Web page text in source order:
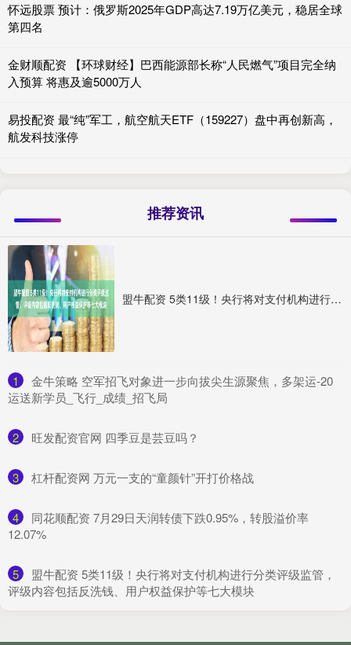
怀远股票 预计：俄罗斯2025年GDP高达7.19万亿美元，稳居全球
第四名
金财顺配资 【环球财经】巴西能源部长称“人民燃气”项目完全纳
入预算 将惠及逾5000万人
易投配资 最“纯”军工，航空航天ETF（159227）盘中再创新高，
航发科技涨停
推荐资讯
盟牛配资 5类11级！央行将对支付机构进行分类评级监管，评级内容包括反洗钱、用户权益保护等七大模块
1
​金牛策略 空军招飞对象进一步向拔尖生源聚焦，多架运-20
运送新学员_飞行_成绩_招飞局
2 ​旺发配资官网 四季豆是芸豆吗？
3 ​杠杆配资网 万元一支的“童颜针”开打价格战
4
​同花顺配资 7月29日天润转债下跌0.95%，转股溢价率
12.07%
5
​盟牛配资 5类11级！央行将对支付机构进行分类评级监管，
评级内容包括反洗钱、用户权益保护等七大模块